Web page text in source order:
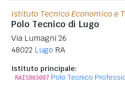
Istituto Tecnico Economico e
Polo Tecnico di Lugo
Via Lumagni 26
48022 Lugo RA
Istituto principale:
RAIS003007 Polo Tecnico